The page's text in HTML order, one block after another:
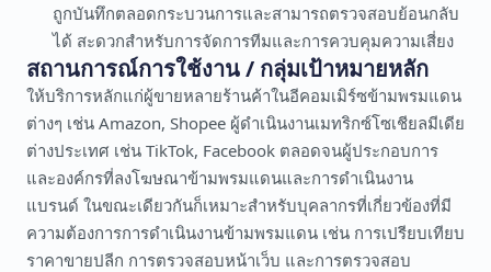
ถูกบันทึกตลอดกระบวนการและสามารถตรวจสอบย้อนกลับ
ได้ สะดวกสำหรับการจัดการทีมและการควบคุมความเสี่ยง
สถานการณ์การใช้งาน / กลุ่มเป้าหมายหลัก
ให้บริการหลักแก่ผู้ขายหลายร้านค้าในอีคอมเมิร์ซข้ามพรมแดน
ต่างๆ เช่น Amazon, Shopee ผู้ดำเนินงานเมทริกซ์โซเชียลมีเดีย
ต่างประเทศ เช่น TikTok, Facebook ตลอดจนผู้ประกอบการ
และองค์กรที่ลงโฆษณาข้ามพรมแดนและการดำเนินงาน
แบรนด์ ในขณะเดียวกันก็เหมาะสำหรับบุคลากรที่เกี่ยวข้องที่มี
ความต้องการการดำเนินงานข้ามพรมแดน เช่น การเปรียบเทียบ
ราคาขายปลีก การตรวจสอบหน้าเว็บ และการตรวจสอบ